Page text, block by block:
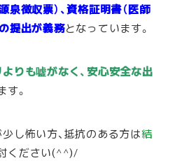
泉徴収票）、資格証明書（医師
提出が義務となっています。
りも嘘がなく、安心安全な出
す。
し怖い方、抵抗のある方は結
ください(^^)/